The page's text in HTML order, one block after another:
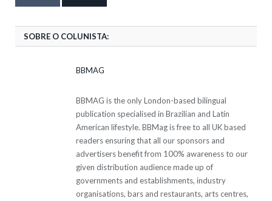
SOBRE O COLUNISTA:
BBMAG
BBMAG is the only London-based bilingual
publication specialised in Brazilian and Latin
American lifestyle. BBMag is free to all UK based
readers ensuring that all our sponsors and
advertisers benefit from 100% awareness to our
given distribution audience made up of
governments and establishments, industry
organisations, bars and restaurants, arts centres,